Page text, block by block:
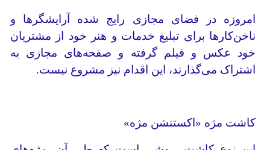
امروزه در فضای مجازی رایج شده آرایشگرها و
ناخن‌کارها برای تبلیغ خدمات و هنر خود از مشتریان
خود عکس و فیلم گرفته و صفحه‌های مجازی به
اشتراک می‌گذارند، این اقدام نیز مشروع نیست.
کاشت مژه «اکستنشن مژه»